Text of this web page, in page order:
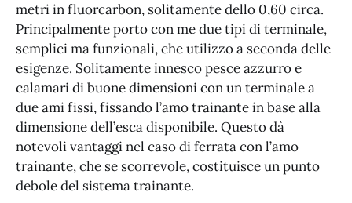
metri in fluorcarbon, solitamente dello 0,60 circa.
Principalmente porto con me due tipi di terminale,
semplici ma funzionali, che utilizzo a seconda delle
esigenze. Solitamente innesco pesce azzurro e
calamari di buone dimensioni con un terminale a
due ami fissi, fissando l’amo trainante in base alla
dimensione dell’esca disponibile. Questo dà
notevoli vantaggi nel caso di ferrata con l’amo
trainante, che se scorrevole, costituisce un punto
debole del sistema trainante.